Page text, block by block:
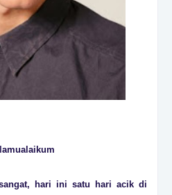
hari ini satu hari acik di